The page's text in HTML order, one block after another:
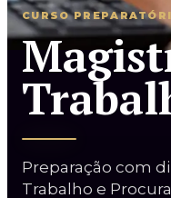
2ª Fase TRF2
Oral
Magistratura
CURSO
Preparação com
Trabalho e